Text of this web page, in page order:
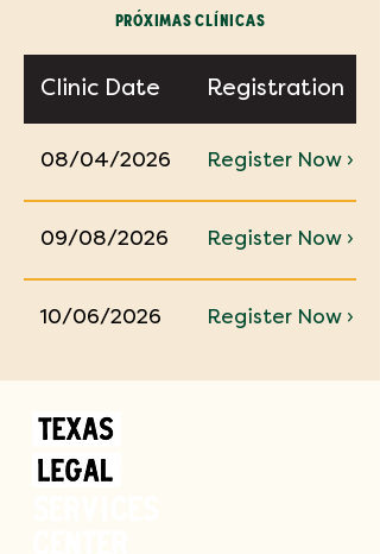
PRÓXIMAS CLÍNICAS
Clinic Date Registration
08/04/2026 Register Now ›
09/08/2026 Register Now ›
10/06/2026 Register Now ›